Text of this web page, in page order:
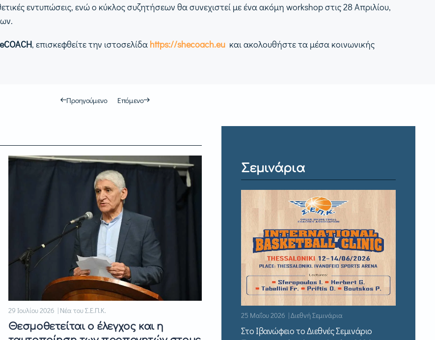
εντυπώσεις, ενώ ο κύκλος συζητήσεων θα συνεχιστεί με ένα ακόμη workshop στις 28 Απριλίου,
, επισκεφθείτε την ιστοσελίδα https://shecoach.eu και ακολουθήστε τα μέσα κοινωνικής
Προηγούμενο Επόμενο
29 Ιουλίου 2026 | Νέα του Σ.Ε.Π.Κ.
Θεσμοθετείται ο έλεγχος και η
Σεμινάρια
25 Μαΐου 2026 | Διεθνή Σεμινάρια
Στο Ιβανώφειο το Διεθνές Σεμινάριο